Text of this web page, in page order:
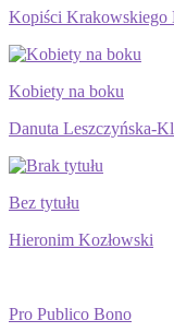
Kopiści Krakowskiego
Kobiety na boku
Danuta Leszczyńska-
Bez tytułu
Hieronim Kozłowski
Pro Publico Bono